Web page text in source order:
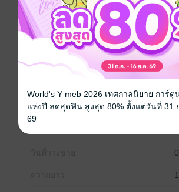
พลาดไป และจะช่วงชิงตำแหน่งทุกอย่างที่เ
คืนมา ครั้งนี้อาชวินจะไม่ยอมเป็นแค่ พี่ชา
หนึ่ง หากจะเป็นผู้ชายที่พระพายรักคนแรก
หัวใจของเธอ...
นิยายเสียง
นักพากย์
World's Y meb 2026 เทศกาลนิยาย การ์
แห่งปี ลดสุดฟิน สูงสุด 80% ตั้งแต่วันที่ 31
69